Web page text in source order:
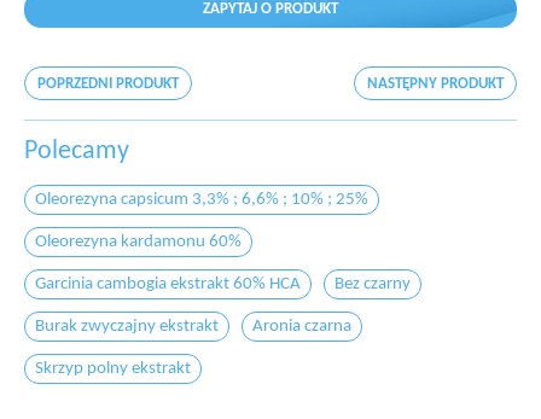
ZAPYTAJ O PRODUKT
POPRZEDNI PRODUKT NASTĘPNY PRODUKT
Polecamy
Oleorezyna capsicum 3,3% ; 6,6% ; 10% ; 25%
Oleorezyna kardamonu 60%
Garcinia cambogia ekstrakt 60% HCA Bez czarny
Burak zwyczajny ekstrakt Aronia czarna
Skrzyp polny ekstrakt